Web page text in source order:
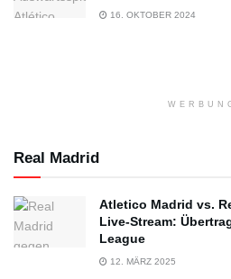
16. OKTOBER 2024
Real Madrid
Atletico Madrid vs.
Live-Stream:
League
12. MÄRZ 2025